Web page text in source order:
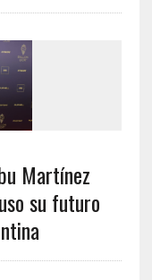
Martínez
su futuro